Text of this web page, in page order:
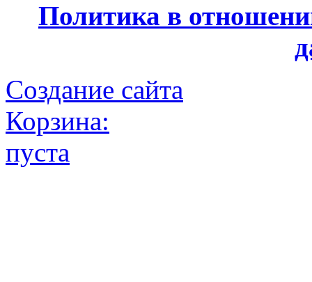
Политика в
Создание сайта
Корзина:
пуста